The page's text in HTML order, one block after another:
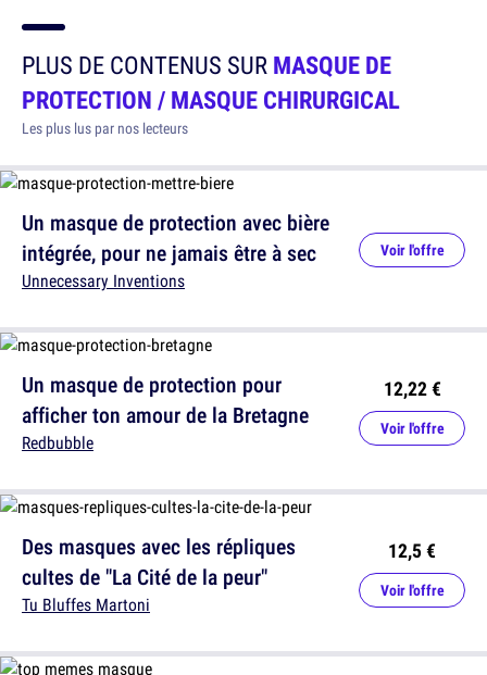
PLUS DE CONTENUS SURMASQUE DE
PROTECTION / MASQUE CHIRURGICAL
Les plus lus par nos lecteurs
Un masque de protection pour
afficher ton amour de la Bretagne
Redbubble
12,22 €
Voir l'offre
Un masque de protection avec bière
intégrée, pour ne jamais être à sec
Unnecessary Inventions
Voir l'offre
Des masques avec les répliques
cultes de "La Cité de la peur"
Tu Bluffes Martoni
12,5 €
Voir l'offre